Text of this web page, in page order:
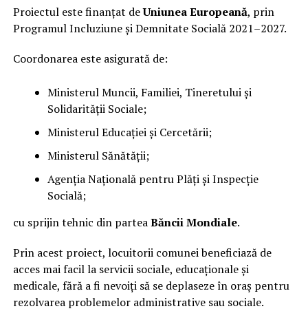
Proiectul este finanțat deUniunea Europeană, prin
Programul Incluziune și Demnitate Socială 2021–2027.
Coordonarea este asigurată de:
Ministerul Muncii, Familiei, Tineretului și
Solidarității Sociale;
Ministerul Educației și Cercetării;
Ministerul Sănătății;
Agenția Națională pentru Plăți și Inspecție
Socială;
cu sprijin tehnic din parteaBăncii Mondiale.
Prin acest proiect, locuitorii comunei beneficiază de
acces mai facil la servicii sociale, educaționale și
medicale, fără a fi nevoiți să se deplaseze în oraș pentru
rezolvarea problemelor administrative sau sociale.